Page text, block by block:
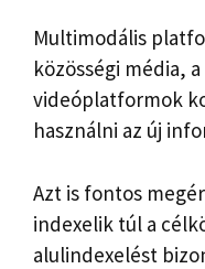
Multimodális
közösségi média,
videóplatformok
használni az új
Azt is fontos
indexelik túl a
alulindexelést